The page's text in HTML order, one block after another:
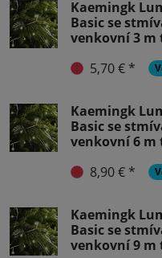
Kaemingk
Basic se
venkovní 3
5,70 € *
Kaemingk
Basic se
venkovní 6
8,90 € *
Kaemingk
Basic se
venkovní 9